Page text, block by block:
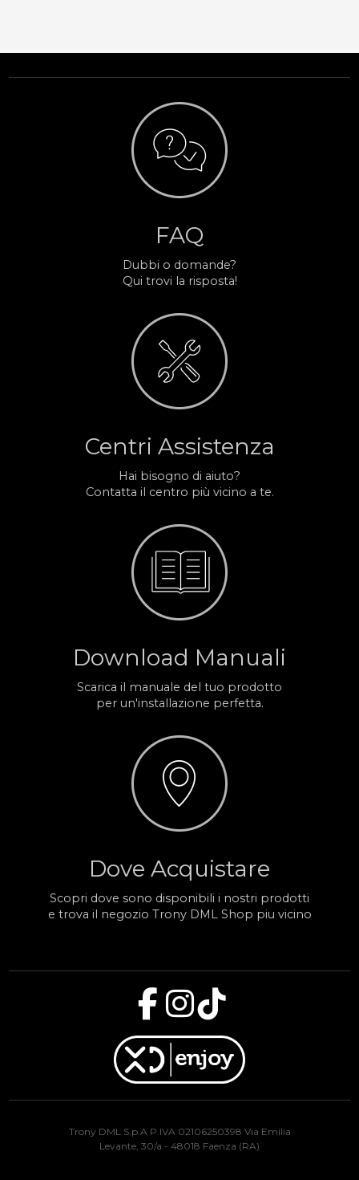
FAQ
Dubbi o domande?
Qui trovi la risposta!
Centri Assistenza
Hai bisogno di aiuto?
Contatta il centro più vicino a te.
Download Manuali
Scarica il manuale del tuo prodotto
per un'installazione perfetta.
Dove Acquistare
Scopri dove sono disponibili i nostri prodotti
e trova il negozio Trony DML Shop piu vicino
Trony DML S.p.A P.IVA 02106250398 Via Emilia
Levante, 30/a - 48018 Faenza (RA)